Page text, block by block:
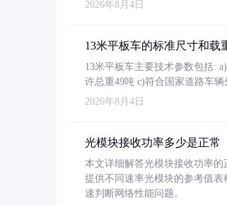
2026年8月4日
13米平板车的标准尺寸和载
13米平板车主要技术参数包括:
许总重49吨 c)符合国家道路车
2026年8月4日
光模块接收功率多少是正常
本文详细解答光模块接收功率
提供不同速率光模块的参考值
速判断网络性能问题。